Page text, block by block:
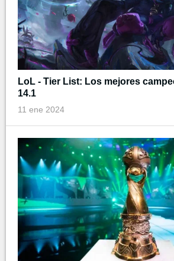
LoL - Tier List: Los mejores
14.1
11 ene 2024